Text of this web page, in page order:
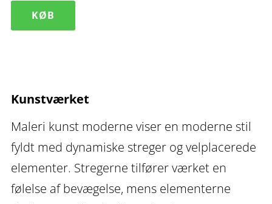
Maleri
kunst
I
KØB
Kunstværket
Maleri kunst moderne viser en moderne stil
fyldt med dynamiske streger og velplacerede
elementer. Stregerne tilfører værket en
følelse af bevægelse, mens elementerne